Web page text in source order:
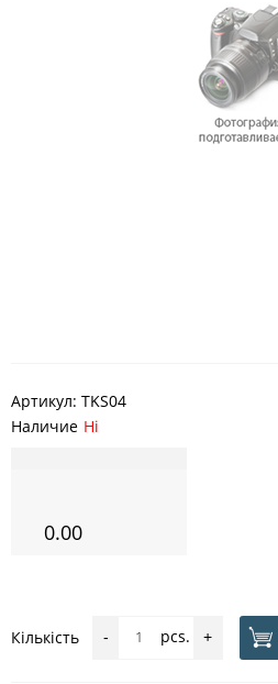
Артикул: TKS04
Наличие Ні
0.00
Кількість - pcs. +